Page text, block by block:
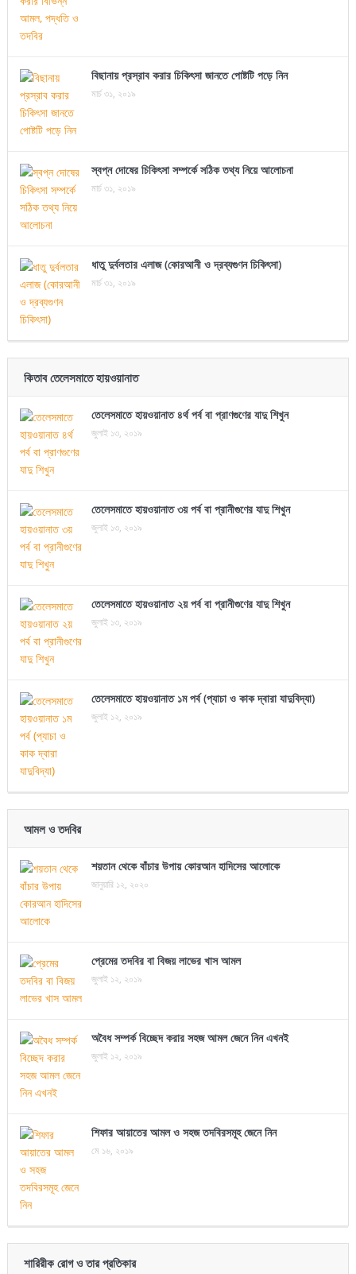
বিছানায় প্রস্রাব করার চিকিৎসা জানতে পোষ্টটি পড়ে নিন
মার্চ ৩১, ২০১৯
স্বপ্ন দোষের চিকিৎসা সম্পর্কে সঠিক তথ্য নিয়ে আলোচনা
মার্চ ৩১, ২০১৯
ধাতু দুর্বলতার এলাজ (কোরআনী ও দ্রব্যগুণন চিকিৎসা)
মার্চ ৩১, ২০১৯
কিতাব তেলেসমাতে হায়ওয়ানাত
তেলেসমাতে হায়ওয়ানাত ৪র্থ পর্ব বা প্রাণগুণের যাদু শিখুন
জুলাই ১৩, ২০১৯
তেলেসমাতে হায়ওয়ানাত ৩য় পর্ব বা প্রানীগুণের যাদু শিখুন
জুলাই ১৩, ২০১৯
তেলেসমাতে হায়ওয়ানাত ২য় পর্ব বা প্রানীগুণের যাদু শিখুন
জুলাই ১৩, ২০১৯
তেলেসমাতে হায়ওয়ানাত ১ম পর্ব (প্যাচা ও কাক দ্বারা যাদুবিদ্যা)
জুলাই ১২, ২০১৯
আমল ও তদবির
শয়তান থেকে বাঁচার উপায় কোরআন হাদিসের আলোকে
জানুয়ারি ১২, ২০২০
প্রেমের তদবির বা বিজয় লাভের খাস আমল
জুলাই ১২, ২০১৯
অবৈধ সম্পর্ক বিচ্ছেদ করার সহজ আমল জেনে নিন এখনই
জুলাই ১২, ২০১৯
শিফার আয়াতের আমল ও সহজ তদবিরসমূহ জেনে নিন
মে ১৬, ২০১৯
শারিরীক রোগ ও তার প্রতিকার